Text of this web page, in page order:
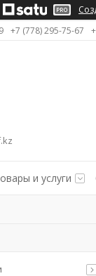
+7 (778) 295-75-67
и услуги